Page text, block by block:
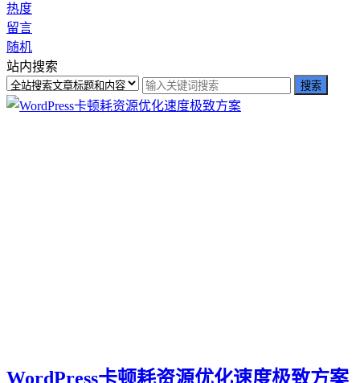
热度
留言
随机
站内搜索
WordPress卡顿耗资源优化速度极致方案